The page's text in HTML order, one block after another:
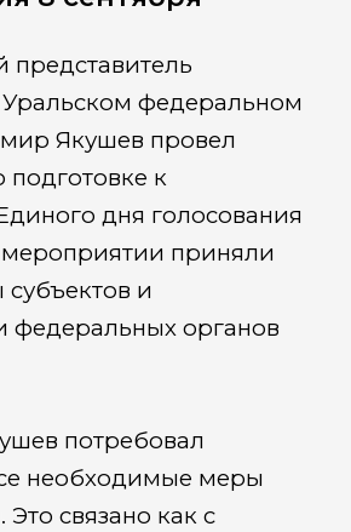
Уральском федеральном
Якушев провел
к
дня голосования
мероприятии приняли
субъектов и
федеральных органов
потребовал
необходимые меры
Это связано как с